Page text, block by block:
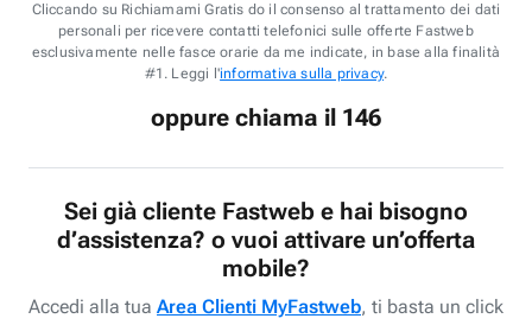
Cliccando su Richiamami Gratis do il consenso al trattamento dei dati
personali per ricevere contatti telefonici sulle offerte Fastweb
esclusivamente nelle fasce orarie da me indicate, in base alla finalità
#1. Leggi l'informativa sulla privacy.
oppure chiama il 146
Sei già cliente Fastweb e hai bisogno
d’assistenza? o vuoi attivare un’offerta
mobile?
Accedi alla tua Area Clienti MyFastweb, ti basta un click